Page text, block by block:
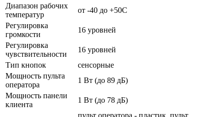
Диапазон рабочих
температур
от -40 до +50С
Регулировка
громкости
16 уровней
Регулировка
чувствительности
16 уровней
Тип кнопок
сенсорные
Мощность пульта
оператора
1 Вт (до 89 дБ)
Мощность панели
клиента
1 Вт (до 78 дБ)